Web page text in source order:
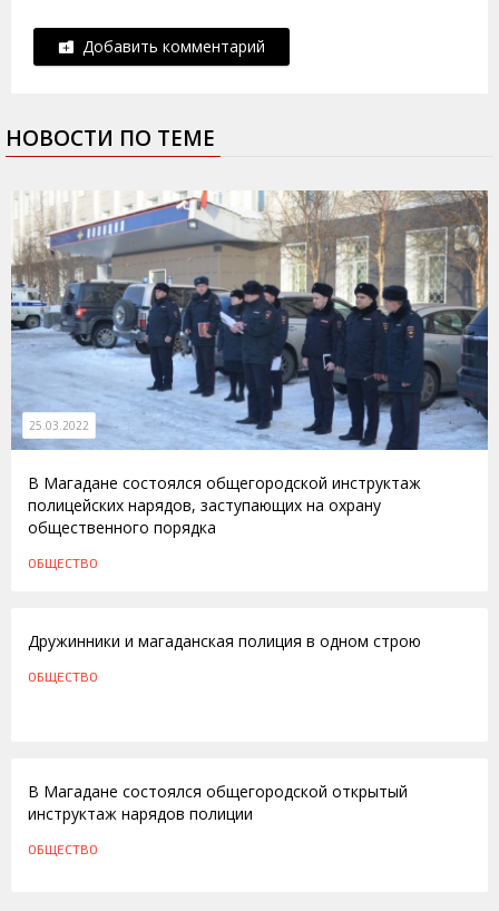
Добавить комментарий
НОВОСТИ ПО ТЕМЕ
25.03.2022
В Магадане состоялся общегородской инструктаж
полицейских нарядов, заступающих на охрану
общественного порядка
ОБЩЕСТВО
Дружинники и магаданская полиция в одном строю
ОБЩЕСТВО
В Магадане состоялся общегородской открытый
инструктаж нарядов полиции
ОБЩЕСТВО